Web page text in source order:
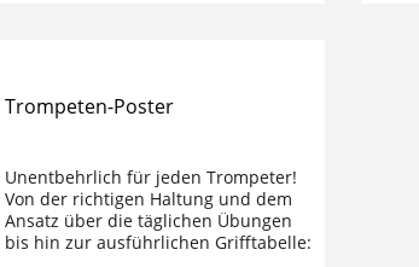
Trompeten-Poster
Unentbehrlich für jeden Trompeter!
Von der richtigen Haltung und dem
Ansatz über die täglichen Übungen
bis hin zur ausführlichen Grifftabelle: